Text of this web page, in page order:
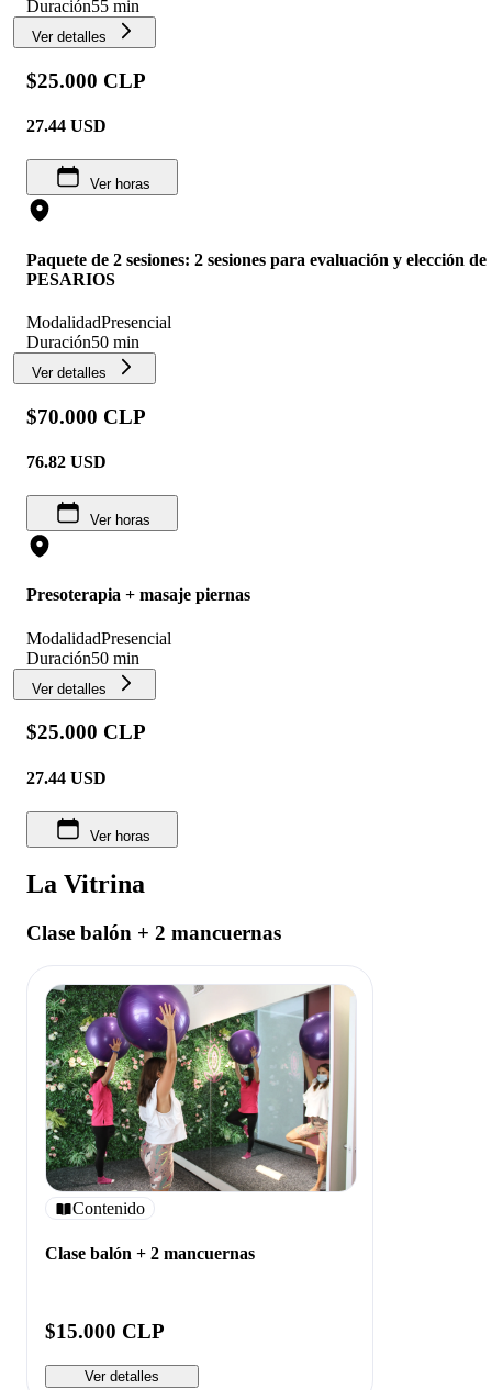
Duración55 min
Ver detalles
$25.000 CLP
27.44 USD
Ver horas
Paquete de 2 sesiones: 2 sesiones para evaluación y elección de
PESARIOS
ModalidadPresencial
Duración50 min
Ver detalles
$70.000 CLP
76.82 USD
Ver horas
Presoterapia + masaje piernas
ModalidadPresencial
Duración50 min
Ver detalles
$25.000 CLP
27.44 USD
Ver horas
La Vitrina
Clase balón + 2 mancuernas
Contenido
Clase balón + 2 mancuernas
$15.000 CLP
Ver detalles